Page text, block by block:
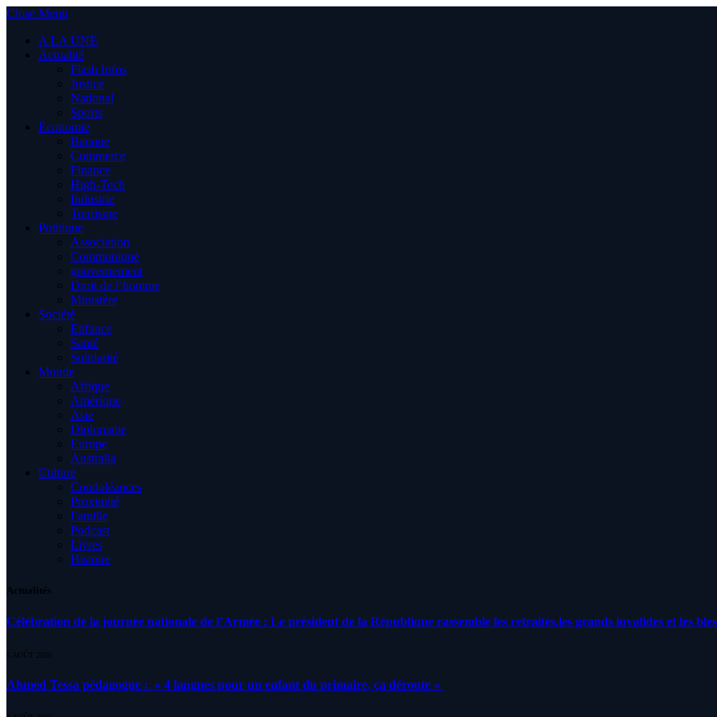
Close Menu
A LA UNE
Actualité
Flash Infos
Justice
National
Sports
Economie
Banque
Commerce
Finance
High-Tech
Industrie
Tourisme
Politique
Association
Communiqué
gouvernement
Droit de l’homme
Ministère
Société
Enfance
Santé
Solidarité
Monde
Afrique
Amérique
Asie
Diplomatie
Europe
Australia
Culture
Condoléances
Proximité
Famille
Podcast
Livres
Histoire
Actualités
Célébration de la journée nationale de l’Armée : Le président de la République rassemble les retraités,les grands invalides et les
5 AOÛT 2026
Ahmed Tessa pédagogue : » 4 langues pour un enfant du primaire, ça déroute «